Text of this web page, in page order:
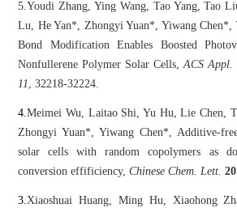
5.Youdi Zhang, Ying Wang, Tao Yang, Tao
Lu, He Yan*, Zhongyi Yuan*, Yiwang Chen*,
Bond Modification Enables Boosted
Nonfullerene Polymer Solar Cells,ACS Appl.
11, 32218-32224.
4.Meimei Wu, Laitao Shi, Yu Hu, Lie Chen,
Zhongyi Yuan*, Yiwang Chen*, Additive-
solar cells with random copolymers as
conversion effificiency,Chinese Chem. Lett.
3.Xiaoshuai Huang, Ming Hu, Xiaohong